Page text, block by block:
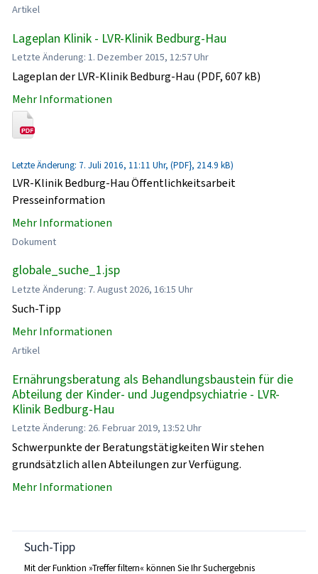
Artikel
Lageplan Klinik - LVR-Klinik Bedburg-Hau
Letzte Änderung: 1. Dezember 2015, 12:57 Uhr
Lageplan der LVR-Klinik Bedburg-Hau (PDF, 607 kB)
Mehr Informationen
Letzte Änderung: 7. Juli 2016, 11:11 Uhr, (PDF}, 214.9 kB)
LVR-Klinik Bedburg-Hau Öffentlichkeitsarbeit
Presseinformation
Mehr Informationen
Dokument
globale_suche_1.jsp
Letzte Änderung: 7. August 2026, 16:15 Uhr
Such-Tipp
Mehr Informationen
Artikel
Ernährungsberatung als Behandlungsbaustein für die
Abteilung der Kinder- und Jugendpsychiatrie - LVR-
Klinik Bedburg-Hau
Letzte Änderung: 26. Februar 2019, 13:52 Uhr
Schwerpunkte der Beratungstätigkeiten Wir stehen
grundsätzlich allen Abteilungen zur Verfügung.
Mehr Informationen
Such-Tipp
Mit der Funktion »Treffer filtern« können Sie Ihr Suchergebnis